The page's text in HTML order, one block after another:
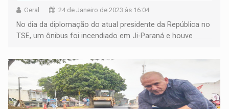
Geral 24 de Janeiro de 2023 às 16:04
No dia da diplomação do atual presidente da República no
TSE, um ônibus foi incendiado em Ji-Paraná e houve